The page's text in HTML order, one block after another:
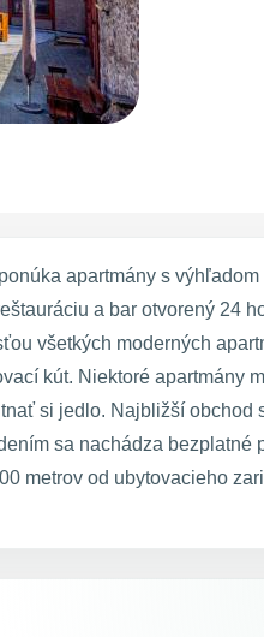
apartmány s výhľadom
a bar otvorený 24
všetkých moderných
kút. Niektoré apartmány
si jedlo. Najbližší obchod
sa nachádza bezplatné
metrov od ubytovacieho